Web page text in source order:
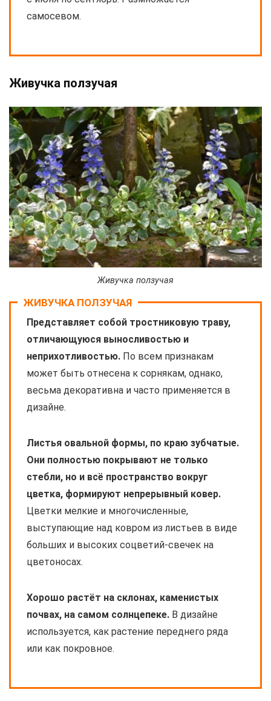
самосевом.
Живучка ползучая
Живучка ползучая
ЖИВУЧКА ПОЛЗУЧАЯ
Представляет собой тростниковую траву,
отличающуюся выносливостью и
неприхотливостью. По всем признакам
может быть отнесена к сорнякам, однако,
весьма декоративна и часто применяется в
дизайне.
Листья овальной формы, по краю зубчатые.
Они полностью покрывают не только
стебли, но и всё пространство вокруг
цветка, формируют непрерывный ковер.
Цветки мелкие и многочисленные,
выступающие над ковром из листьев в виде
больших и высоких соцветий-свечек на
цветоносах.
Хорошо растёт на склонах, каменистых
почвах, на самом солнцепеке. В дизайне
используется, как растение переднего ряда
или как покровное.